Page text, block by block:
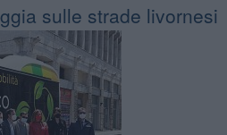
sulle strade livornesi